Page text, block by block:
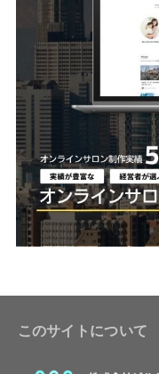
このサイトについて